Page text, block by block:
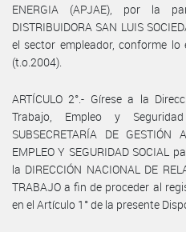
ENERGIA (APJAE), por la
DISTRIBUIDORA SAN LUIS
el sector empleador, conforme
(t.o.2004).
ARTÍCULO 2°.- Gírese a la
Trabajo, Empleo y
SUBSECRETARÍA DE GESTIÓN
EMPLEO Y SEGURIDAD SOCIAL
la DIRECCIÓN NACIONAL DE
TRABAJO a fin de proceder al
en el Artículo 1° de la presente